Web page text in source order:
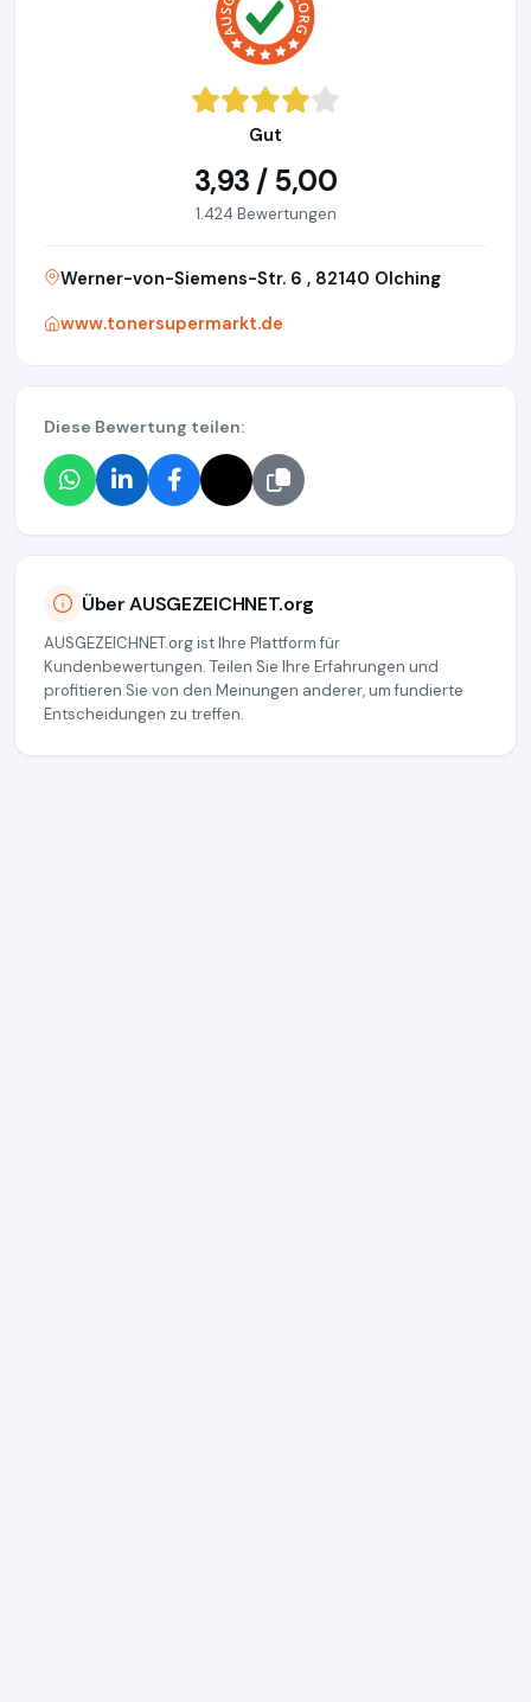
Gut
3,93 / 5,00
1.424 Bewertungen
Werner-von-Siemens-Str. 6 , 82140 Olching
www.tonersupermarkt.de
Diese Bewertung teilen:
Über AUSGEZEICHNET.org
AUSGEZEICHNET.org ist Ihre Plattform für
Kundenbewertungen. Teilen Sie Ihre Erfahrungen und
profitieren Sie von den Meinungen anderer, um fundierte
Entscheidungen zu treffen.